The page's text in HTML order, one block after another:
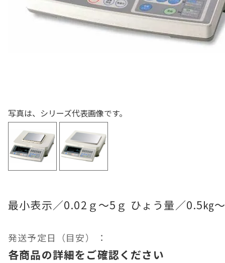
レベル・勾配測定
写真は、シリーズ代表画像です。
最小表示／0.02ｇ～5ｇ ひょう量／0.5㎏
発送予定日（目安） ：
各商品の詳細をご確認ください